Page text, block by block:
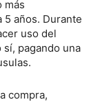
más
años. Durante
uso del
pagando una
compra,